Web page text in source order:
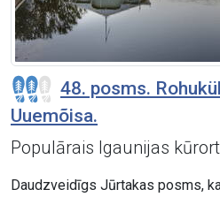
48. posms.
Uuemõisa.
Populārais Igaunijas
Daudzveidīgs Jūrtakas posms,